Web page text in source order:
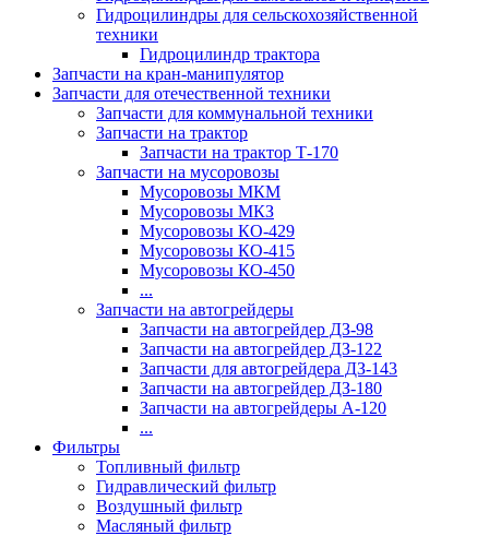
Гидроцилиндры для сельскохозяйственной
техники
Гидроцилиндр трактора
Запчасти на кран-манипулятор
Запчасти для отечественной техники
Запчасти для коммунальной техники
Запчасти на трактор
Запчасти на трактор Т-170
Запчасти на мусоровозы
Мусоровозы МКМ
Мусоровозы МКЗ
Мусоровозы КО-429
Мусоровозы КО-415
Мусоровозы КО-450
...
Запчасти на автогрейдеры
Запчасти на автогрейдер ДЗ-98
Запчасти на автогрейдер ДЗ-122
Запчасти для автогрейдера ДЗ-143
Запчасти на автогрейдер ДЗ-180
Запчасти на автогрейдеры А-120
...
Фильтры
Топливный фильтр
Гидравлический фильтр
Воздушный фильтр
Масляный фильтр